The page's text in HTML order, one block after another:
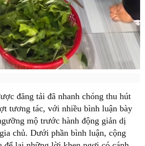
đăng tải đã nhanh chóng thu hút
tương tác, với nhiều bình luận bày
mộ trước hành động giản dị
chủ. Dưới phần bình luận, cộng